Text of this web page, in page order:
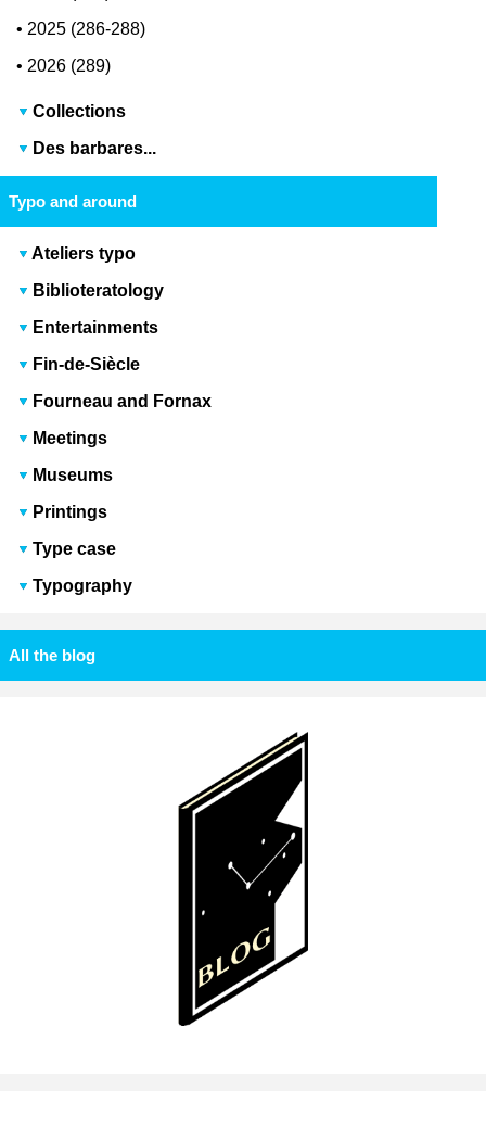
• 2025 (286-288)
• 2026 (289)
Collections
Des barbares...
Typo and around
Ateliers typo
Biblioteratology
Entertainments
Fin-de-Siècle
Fourneau and Fornax
Meetings
Museums
Printings
Type case
Typography
All the blog